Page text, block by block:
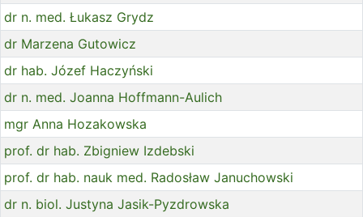
dr n. med. Łukasz Grydz
dr Marzena Gutowicz
dr hab. Józef Haczyński
dr n. med. Joanna Hoffmann-Aulich
mgr Anna Hozakowska
prof. dr hab. Zbigniew Izdebski
prof. dr hab. nauk med. Radosław Januchowski
dr n. biol. Justyna Jasik-Pyzdrowska